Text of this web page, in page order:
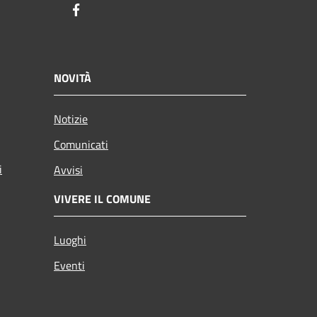
NOVITÀ
Notizie
Comunicati
Avvisi
VIVERE IL COMUNE
Luoghi
Eventi